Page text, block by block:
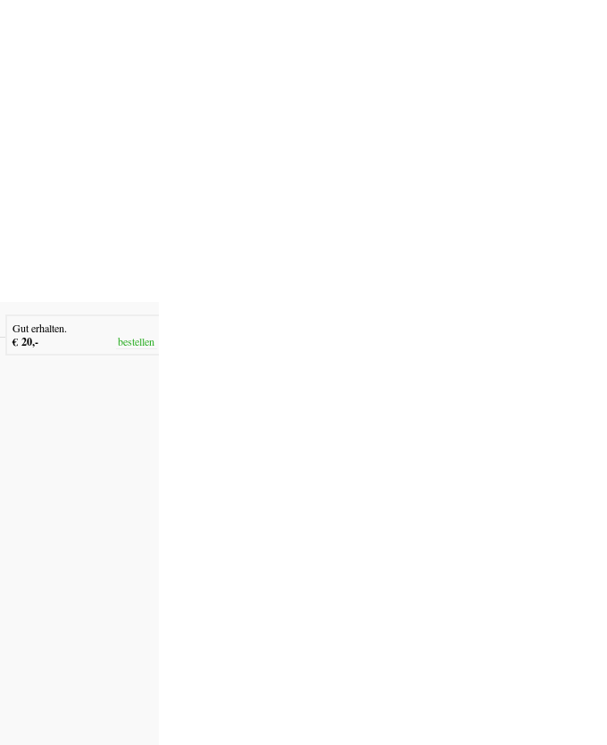
Gut erhalten.
€ 20,- bestellen